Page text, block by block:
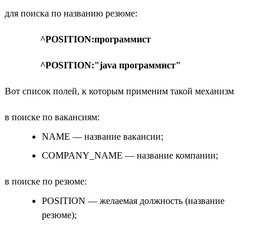
для поиска по названию резюме:
^POSITION:программист
^POSITION:"java программист"
Вот список полей, к которым применим такой механизм
в поиске по вакансиям:
NAME — название вакансии;
COMPANY_NAME — название компании;
в поиске по резюме:
POSITION — желаемая должность (название
резюме);